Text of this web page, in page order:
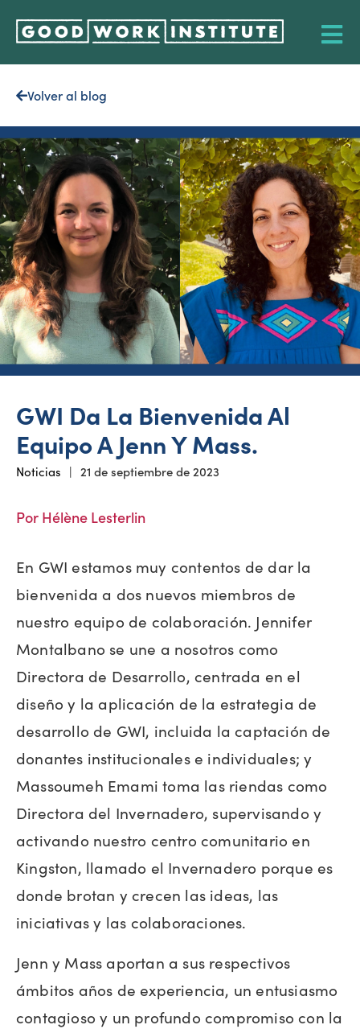
Volver al blog
GWI Da La Bienvenida Al
Equipo A Jenn Y Mass.
Noticias | 21 de septiembre de 2023
Por Hélène Lesterlin
En GWI estamos muy contentos de dar la
bienvenida a dos nuevos miembros de
nuestro equipo de colaboración. Jennifer
Montalbano se une a nosotros como
Directora de Desarrollo, centrada en el
diseño y la aplicación de la estrategia de
desarrollo de GWI, incluida la captación de
donantes institucionales e individuales; y
Massoumeh Emami toma las riendas como
Directora del Invernadero, supervisando y
activando nuestro centro comunitario en
Kingston, llamado el Invernadero porque es
donde brotan y crecen las ideas, las
iniciativas y las colaboraciones.
Jenn y Mass aportan a sus respectivos
ámbitos años de experiencia, un entusiasmo
contagioso y un profundo compromiso con la